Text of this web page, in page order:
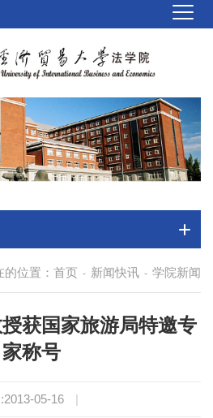
位置： 首页 - 新闻快讯 - 学院新闻
获国家旅游局特邀专
家称号
05-16 |